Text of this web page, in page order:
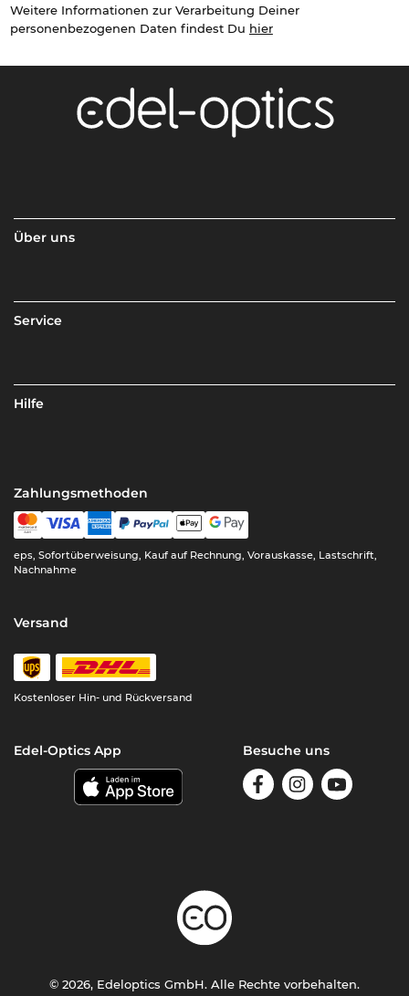
Weitere Informationen zur Verarbeitung Deiner
personenbezogenen Daten findest Du hier
Über uns
Service
Hilfe
Zahlungsmethoden
eps, Sofortüberweisung, Kauf auf Rechnung, Vorauskasse, Lastschrift,
Nachnahme
Versand
Kostenloser Hin- und Rückversand
Edel-Optics App Besuche uns
© 2026, Edeloptics GmbH. Alle Rechte vorbehalten.